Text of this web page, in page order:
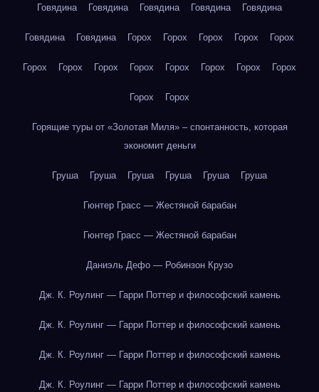
Говядина Говядина Говядина Говядина Говядина
Говядина Говядина Горох Горох Горох Горох Горох
Горох Горох Горох Горох Горох Горох Горох Горох
Горох Горох
Горящие туры от «Золотая Миля» – спонтанность, которая
экономит деньги
Груша Груша Груша Груша Груша Груша
Гюнтер Грасс — Жестяной барабан
Гюнтер Грасс — Жестяной барабан
Даниэль Дефо — Робинзон Крузо
Дж. К. Роулинг — Гарри Поттер и философский камень
Дж. К. Роулинг — Гарри Поттер и философский камень
Дж. К. Роулинг — Гарри Поттер и философский камень
Дж. К. Роулинг — Гарри Поттер и философский камень